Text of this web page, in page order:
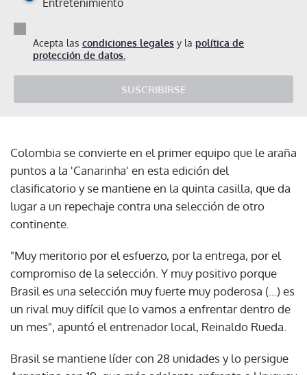
Acepta las condiciones legales y la política de
protección de datos.
SUSCRIBIRSE
Colombia se convierte en el primer equipo que le araña
puntos a la 'Canarinha' en esta edición del
clasificatorio y se mantiene en la quinta casilla, que da
lugar a un repechaje contra una selección de otro
continente.
"Muy meritorio por el esfuerzo, por la entrega, por el
compromiso de la selección. Y muy positivo porque
Brasil es una selección muy fuerte muy poderosa (...) es
un rival muy difícil que lo vamos a enfrentar dentro de
un mes", apuntó el entrenador local, Reinaldo Rueda.
Brasil se mantiene líder con 28 unidades y lo persigue